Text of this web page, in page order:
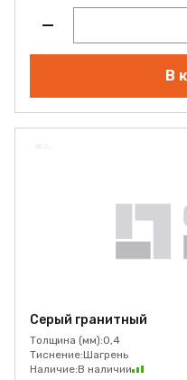
В
Серый гранитный
Толщина (мм):0,4
Тиснение:Шагрень
Наличие:В наличии